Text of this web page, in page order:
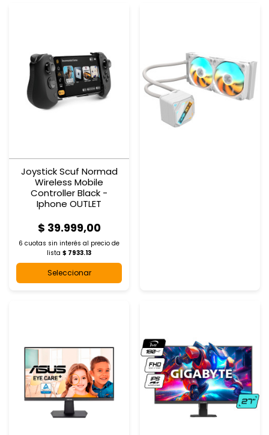
Joystick Scuf Normad
Wireless Mobile
Controller Black -
Iphone OUTLET
$ 39.999,00
6 cuotas sin interés al precio de
lista$ 7933.13
Seleccionar